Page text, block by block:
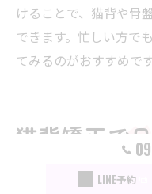
けることで、猫背や骨
できます。忙しい方で
てみるのがおすすめです
猫背矯正で
る方法
LINE予約